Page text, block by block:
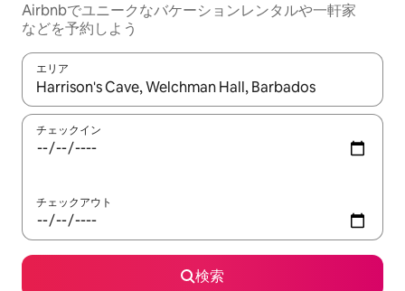
Airbnbでユニークなバ⁠ケ⁠ー⁠シ⁠ョ⁠ンレ⁠ン⁠タ⁠ルや一⁠軒⁠家
な⁠ど⁠を予⁠約⁠し⁠よ⁠う
エリア
検索結果が表示されたら、上下の矢印キーを使って移動するか
チェックイン
チェックアウト
検索